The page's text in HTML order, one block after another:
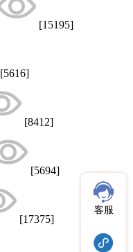
[15195]
[5616]
[8412]
[5694]
[17375]
客服